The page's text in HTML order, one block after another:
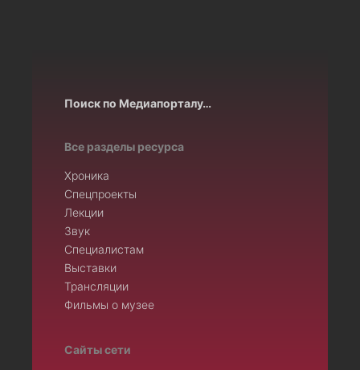
Поиск по Медиапорталу…
Все разделы ресурса
Хроника
Спецпроекты
Лекции
Звук
Специалистам
Выставки
Трансляции
Фильмы о музее
Сайты сети